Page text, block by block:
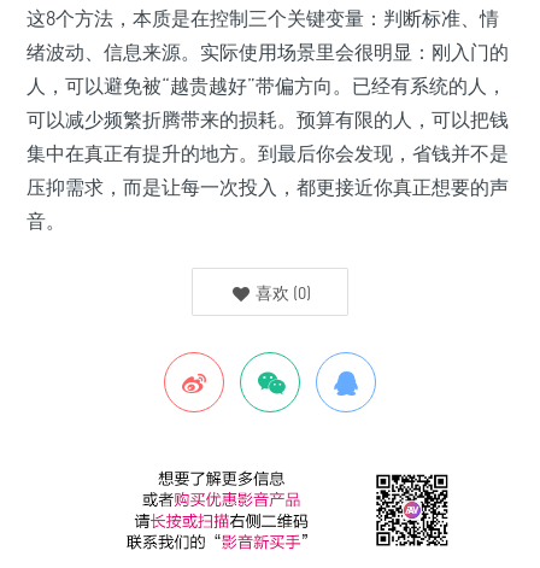
这8个方法，本质是在控制三个关键变量：判断标准、情
绪波动、信息来源。实际使用场景里会很明显：刚入门的
人，可以避免被“越贵越好”带偏方向。已经有系统的人，
可以减少频繁折腾带来的损耗。预算有限的人，可以把钱
集中在真正有提升的地方。到最后你会发现，省钱并不是
压抑需求，而是让每一次投入，都更接近你真正想要的声
音。
喜欢 (0)